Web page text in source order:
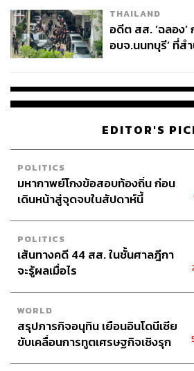
รางวัลสำหรับศิลปินที่ฝ่าฟันการแข่งขัน
สิทธิ์ในการคัมแบ็กสเตจเต็มรูปแบบ แล
เมื่อวันที่ 17 กุมภาพันธ์ 2564 ทาง
ละเอียดของ<Introduction Stage>
ซึ่งเป็นสเตจแรกของผู้เข้าแข่งขันทั้ง
ที่สามารถทำการแสดงและถ่ายทำได้เ
หากเกิดข้อผิดพลาดก็จะไม่สามารถแ
ที่ต้อนรับเหล่านักรบ Kingdom ที่ค่อนข้
THAILAND
อดีต สส. ‘ฉลอง’
อบจ.นนทบุรี’ ที่ส
EDITOR'S
POLITICS
มหากาพย์โกงข้อสอบท้องถิ่น ก่อน
เดินหน้าสู่จุดจบในสัปดาห์นี้
POLITICS
เส้นทางคดี 44 สส. ในชั้นศาลฎีกา
จะรู้ผลเมื่อไร
WORLD
สรุปภารกิจอนุทิน เยือนอินโดนีเซีย
ขับเคลื่อนการทูตเศรษฐกิจเชิงรุก